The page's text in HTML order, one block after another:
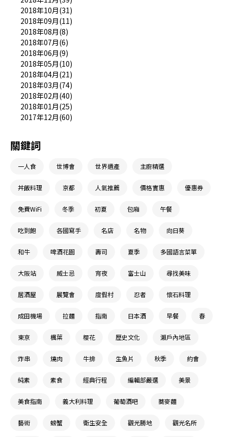
2018年10月(31)
2018年09月(11)
2018年08月(8)
2018年07月(6)
2018年06月(9)
2018年05月(10)
2018年04月(21)
2018年03月(74)
2018年02月(40)
2018年01月(25)
2017年12月(60)
關鍵詞
一人食 世博會 世界遺產 主廚精選
丼飯料理 京都 人氣推薦 價格實惠 優惠券
免費WiFi 冬季 初夏 包廂 午餐
吃到飽 各國寫手 名店 名物 向日葵
和牛 啤酒花園 壽司 夏季 多國語言菜單
大阪站 威士忌 宵夜 富士山 尋找美味
居酒屋 展覽會 度假村 忍者 懷石料理
成田機場 拉麵 指南 日本酒 早餐 春
東京 楓葉 櫻花 歷史文化 瀨戶內地區
炸串 燒肉 牛排 生魚片 秋季 約會
純素 素食 經典行程 編輯部嚴選 美景
美食指南 義大利料理 葡萄酒吧 蕎麥麵
藝術 螃蟹 衛生安全 觀光勝地 觀光名所